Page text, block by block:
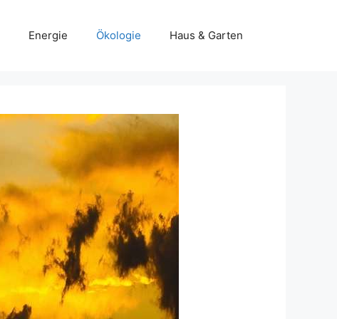
Energie Ökologie Haus & Garten